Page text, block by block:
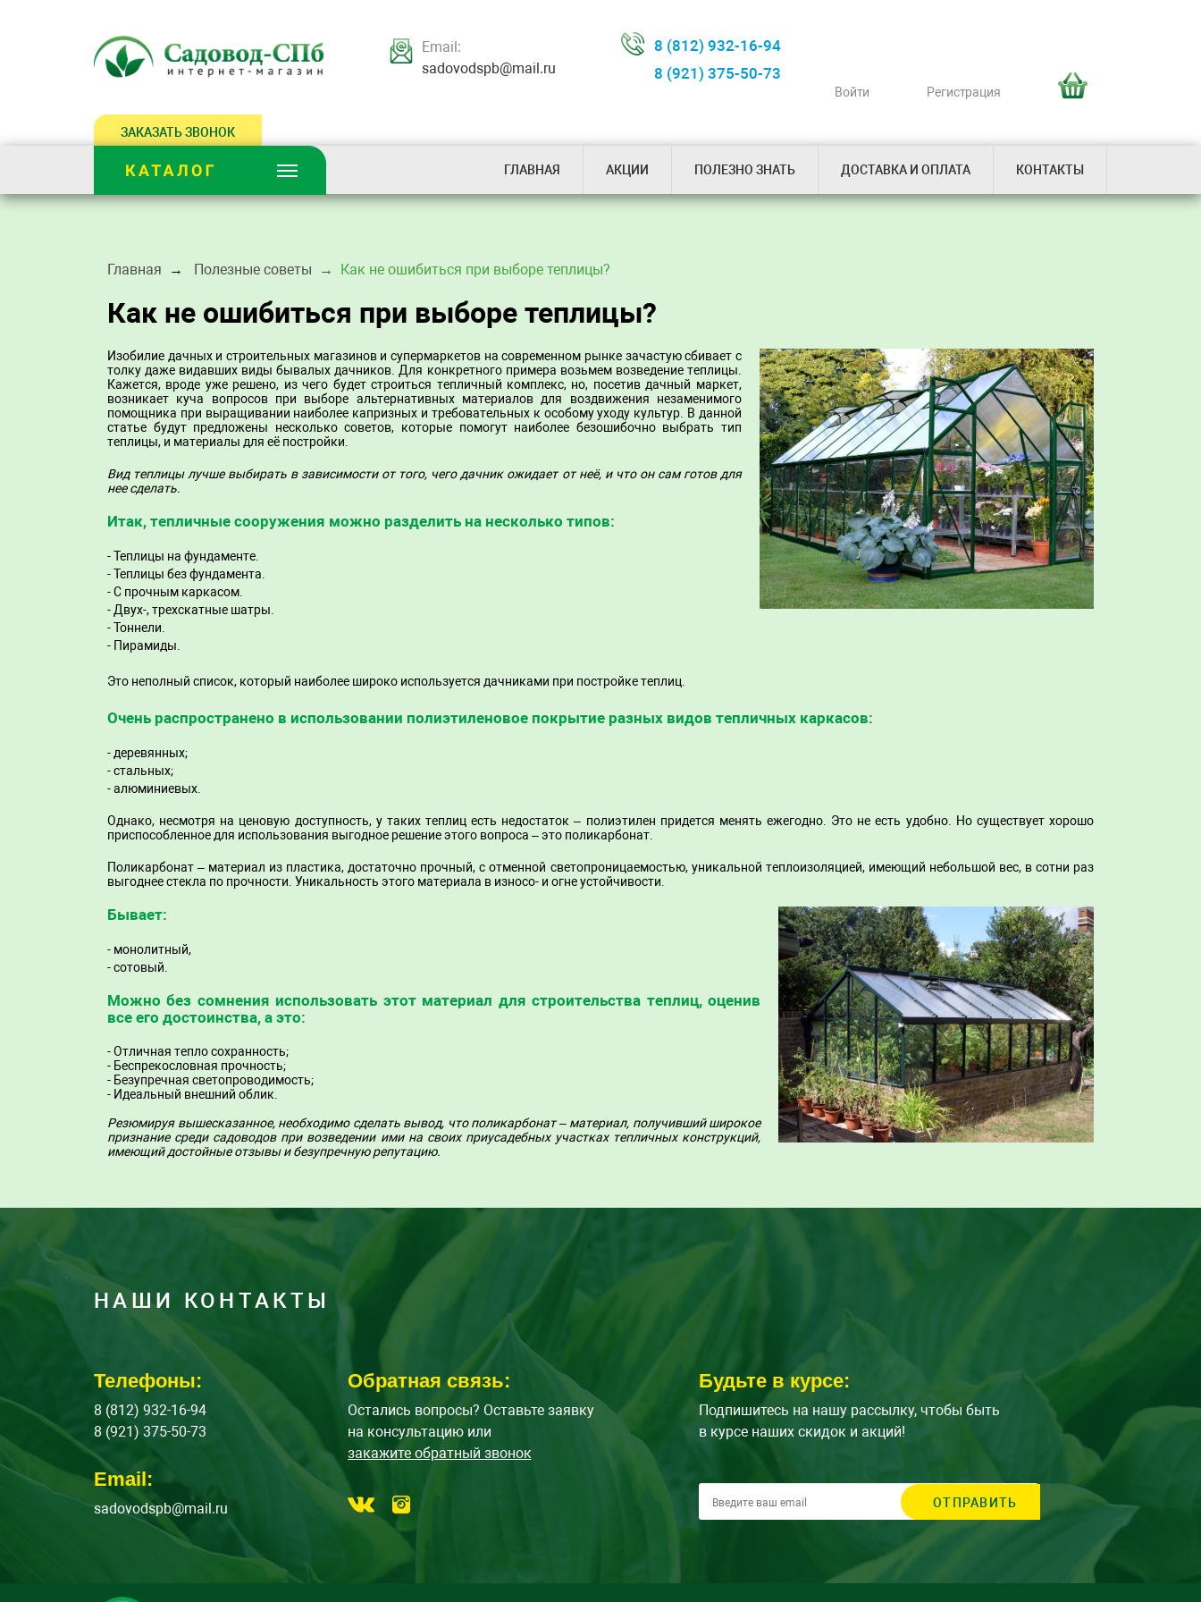
Email:
sadovodspb@mail.ru
8 (812) 932-16-94
8 (921) 375-50-73
Войти Регистрация
ЗАКАЗАТЬ ЗВОНОК
ГЛАВНАЯ АКЦИИ ПОЛЕЗНО ЗНАТЬ ДОСТАВКА И ОПЛАТА КОНТАКТЫ
Главная Полезные советы Как не ошибиться при выборе теплицы?
Как не ошибиться при выборе теплицы?
Изобилие дачных и строительных магазинов и супермаркетов на современном рынке зачастую сбивает с
толку даже видавших виды бывалых дачников. Для конкретного примера возьмем возведение теплицы.
Кажется, вроде уже решено, из чего будет строиться тепличный комплекс, но, посетив дачный маркет,
возникает куча вопросов при выборе альтернативных материалов для воздвижения незаменимого
помощника при выращивании наиболее капризных и требовательных к особому уходу культур. В данной
статье будут предложены несколько советов, которые помогут наиболее безошибочно выбрать тип
теплицы, и материалы для её постройки.
Вид теплицы лучше выбирать в зависимости от того, чего дачник ожидает от неё, и что он сам готов для
нее сделать.
Итак, тепличные сооружения можно разделить на несколько типов:
- Теплицы на фундаменте.
- Теплицы без фундамента.
- С прочным каркасом.
- Двух-, трехскатные шатры.
- Тоннели.
- Пирамиды.
Это неполный список, который наиболее широко используется дачниками при постройке теплиц.
Очень распространено в использовании полиэтиленовое покрытие разных видов тепличных каркасов:
- деревянных;
- стальных;
- алюминиевых.
Однако, несмотря на ценовую доступность, у таких теплиц есть недостаток – полиэтилен придется менять ежегодно. Это не есть удобно. Но существует хорошо
приспособленное для использования выгодное решение этого вопроса – это поликарбонат.
Поликарбонат – материал из пластика, достаточно прочный, с отменной светопроницаемостью, уникальной теплоизоляцией, имеющий небольшой вес, в сотни раз
выгоднее стекла по прочности. Уникальность этого материала в износо- и огне устойчивости.
Бывает:
- монолитный,
- сотовый.
Можно без сомнения использовать этот материал для строительства теплиц, оценив
все его достоинства, а это:
- Отличная тепло сохранность;
- Беспрекословная прочность;
- Безупречная светопроводимость;
- Идеальный внешний облик.
Резюмируя вышесказанное, необходимо сделать вывод, что поликарбонат – материал, получивший широкое
признание среди садоводов при возведении ими на своих приусадебных участках тепличных конструкций,
имеющий достойные отзывы и безупречную репутацию.
НАШИ КОНТАКТЫ
Телефоны:
8 (812) 932-16-94
8 (921) 375-50-73
Email:
sadovodspb@mail.ru
Обратная связь:
Остались вопросы? Оставьте заявку
на консультацию или
закажите обратный звонок
Будьте в курсе:
Подпишитесь на нашу рассылку, чтобы быть
в курсе наших скидок и акций!
ОТПРАВИТЬ